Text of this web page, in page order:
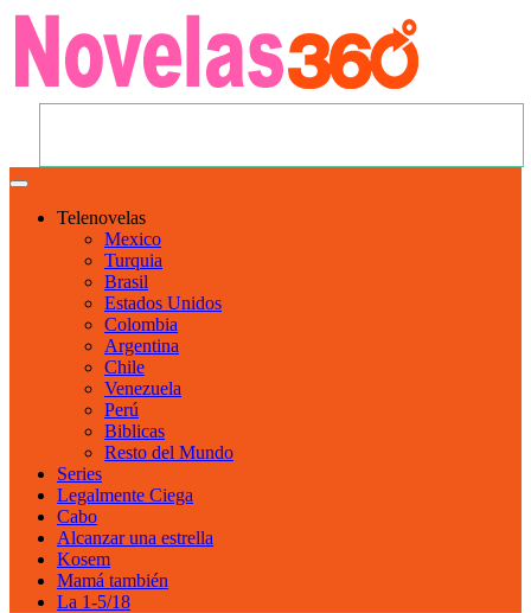
Telenovelas
Mexico
Turquia
Brasil
Estados Unidos
Colombia
Argentina
Chile
Venezuela
Perú
Biblicas
Resto del Mundo
Series
Legalmente Ciega
Cabo
Alcanzar una estrella
Kosem
Mamá también
La 1-5/18